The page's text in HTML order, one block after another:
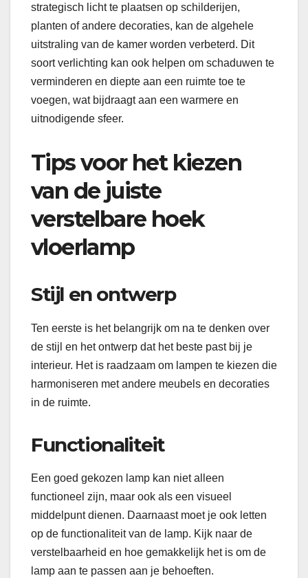
strategisch licht te plaatsen op schilderijen,
planten of andere decoraties, kan de algehele
uitstraling van de kamer worden verbeterd. Dit
soort verlichting kan ook helpen om schaduwen te
verminderen en diepte aan een ruimte toe te
voegen, wat bijdraagt aan een warmere en
uitnodigende sfeer.
Tips voor het kiezen
van de juiste
verstelbare hoek
vloerlamp
Stijl en ontwerp
Ten eerste is het belangrijk om na te denken over
de stijl en het ontwerp dat het beste past bij je
interieur. Het is raadzaam om lampen te kiezen die
harmoniseren met andere meubels en decoraties
in de ruimte.
Functionaliteit
Een goed gekozen lamp kan niet alleen
functioneel zijn, maar ook als een visueel
middelpunt dienen. Daarnaast moet je ook letten
op de functionaliteit van de lamp. Kijk naar de
verstelbaarheid en hoe gemakkelijk het is om de
lamp aan te passen aan je behoeften.